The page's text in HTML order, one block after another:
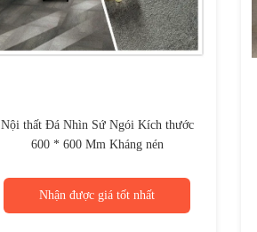
Nội thất Đá Nhìn Sứ Ngói Kích thước
600 * 600 Mm Kháng nén
Nhận được giá tốt nhất